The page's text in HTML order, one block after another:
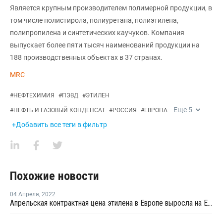
Является крупным производителем полимерной продукции, в
том числе полистирола, полиуретана, полиэтилена,
полипропилена и синтетических каучуков. Компания
выпускает более пяти тысяч наименований продукции на
188 производственных объектах в 37 странах.
MRC
#НЕФТЕХИМИЯ #ПЭВД #ЭТИЛЕН
#НЕФТЬ И ГАЗОВЫЙ КОНДЕНСАТ #РОССИЯ #ЕВРОПА Еще 5
+Добавить все теги в фильтр
Похожие новости
04 Апреля, 2022
Апрельская контрактная цена этилена в Европе выросла на EUR230 за тонну